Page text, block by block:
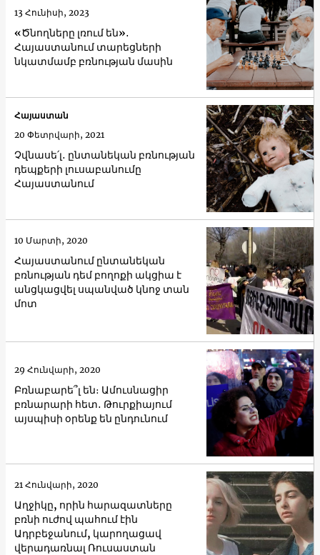
«Ծնողները լռում են»․
Հայաստանում տարեցների
նկատմամբ բռնության մասին
13 Հունիսի, 2023
Չվնասե՛լ․ ընտանեկան բռնության
դեպքերի լուսաբանումը
Հայաստանում
Հայաստան
20 Փետրվարի, 2021
Հայաստանում ընտանեկան
բռնության դեմ բողոքի ակցիա է
անցկացվել սպանված կնոջ տան
մոտ
10 Մարտի, 2020
Բռնաբարե՞լ են։ Ամուսնացիր
բռնարարի հետ․ Թուրքիայում
այսպիսի օրենք են ընդունում
29 Հունվարի, 2020
Աղջիկը, որին հարազատները
բռնի ուժով պահում էին
Ադրբեջանում, կարողացավ
վերադառնալ Ռուսաստան
21 Հունվարի, 2020